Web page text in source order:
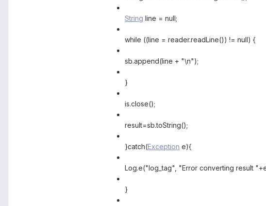
String line = null;
while ((line = reader.readLine()) != null) {
sb.append(line + "\n");
}
is.close();
result=sb.toString();
}catch(Exception e){
Log.e("log_tag", "Error converting result
}